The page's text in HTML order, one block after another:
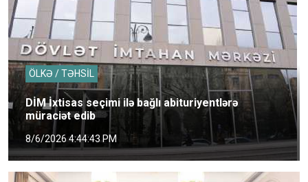
ÖLKƏ / TƏHSİL
DİM İxtisas seçimi ilə bağlı abituriyentlərə
müraciət edib
8/6/2026 4:44:43 PM